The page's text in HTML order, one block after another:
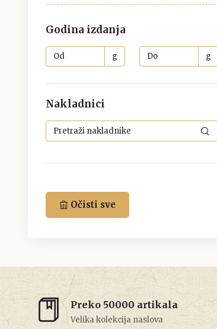
Godina izdanja
g g
Nakladnici
Očisti sve
Preko 50000 artikala
Velika kolekcija naslova